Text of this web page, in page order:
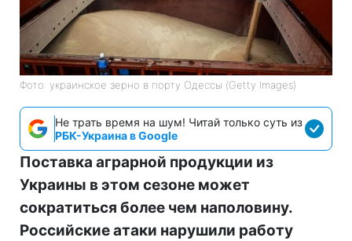
Фото: украинское зерно в порту Одессы (Getty Images)
Не трать время на шум! Читай только суть из
РБК-Украина в Google
Поставка аграрной продукции из
Украины в этом сезоне может
сократиться более чем наполовину.
Российские атаки нарушили работу